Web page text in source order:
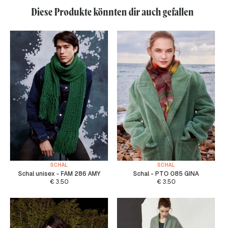
Diese Produkte könnten dir auch gefallen
SCHAL
Schal unisex - FAM 286 AMY
€3.50
SCHAL
Schal - PTO 085 GINA
€3.50